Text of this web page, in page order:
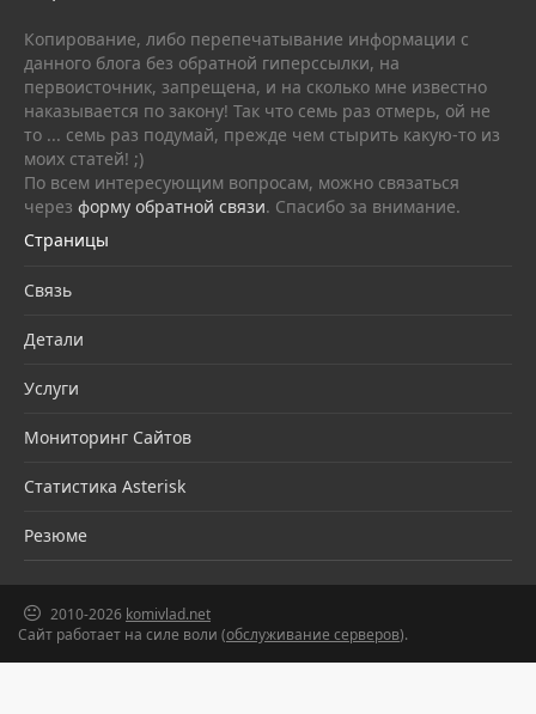
Копирование, либо перепечатывание информации с
данного блога без обратной гиперссылки, на
первоисточник, запрещена, и на сколько мне известно
наказывается по закону! Так что семь раз отмерь, ой не
то ... семь раз подумай, прежде чем стырить какую-то из
моих статей! ;)
По всем интересующим вопросам, можно связаться
через форму обратной связи. Спасибо за внимание.
Страницы
Связь
Детали
Услуги
Мониторинг Сайтов
Статистика Asterisk
Резюме
2010-2026 komivlad.net
Сайт работает на силе воли (обслуживание серверов).